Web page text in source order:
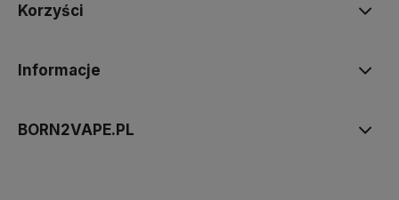
Korzyści
Informacje
BORN2VAPE.PL